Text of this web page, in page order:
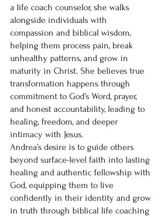
a life coach counselor, she walks
alongside individuals with
compassion and biblical wisdom,
helping them process pain, break
unhealthy patterns, and grow in
maturity in Christ. She believes true
transformation happens through
commitment to God’s Word, prayer,
and honest accountability, leading to
healing, freedom, and deeper
intimacy with Jesus.
Andrea’s desire is to guide others
beyond surface-level faith into lasting
healing and authentic fellowship with
God, equipping them to live
confidently in their identity and grow
in truth through biblical life coaching